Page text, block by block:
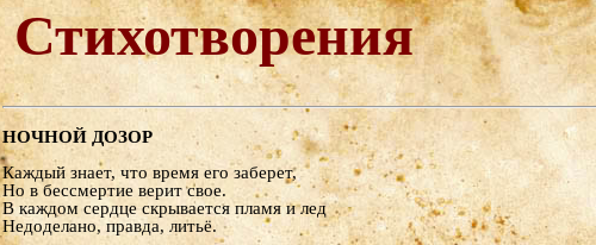
Стихотворения
НОЧНОЙ ДОЗОР
Каждый знает, что время его заберет,
Но в бессмертие верит свое.
В каждом сердце скрывается пламя и лед
Недоделано, правда, литьё.